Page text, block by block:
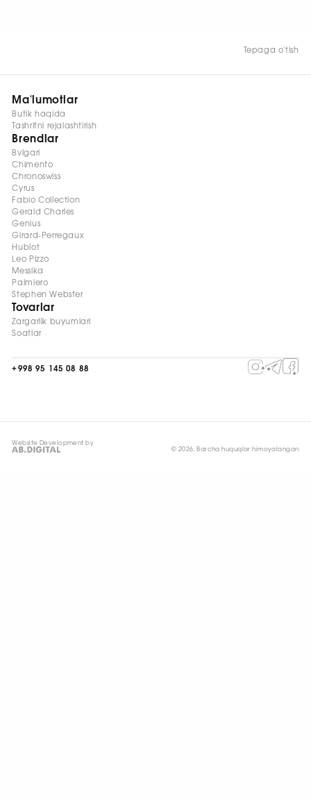
Tepaga o'tish
Ma'lumotlar
Butik haqida
Tashrifni rejalashtirish
Brendlar
Bvlgari
Chimento
Chronoswiss
Cyrus
Fabio Collection
Gerald Charles
Genius
Girard-Perregaux
Hublot
Leo Pizzo
Messika
Palmiero
Stephen Webster
Tovarlar
Zargarlik buyumlari
Soatlar
+998 95 145 08 88
Website Development by
© 2026, Barcha huquqlar himoyalangan